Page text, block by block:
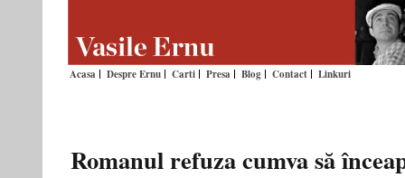
Acasa Despre Ernu Carti Presa Blog Contact Linkuri
Romanul refuza cumva să